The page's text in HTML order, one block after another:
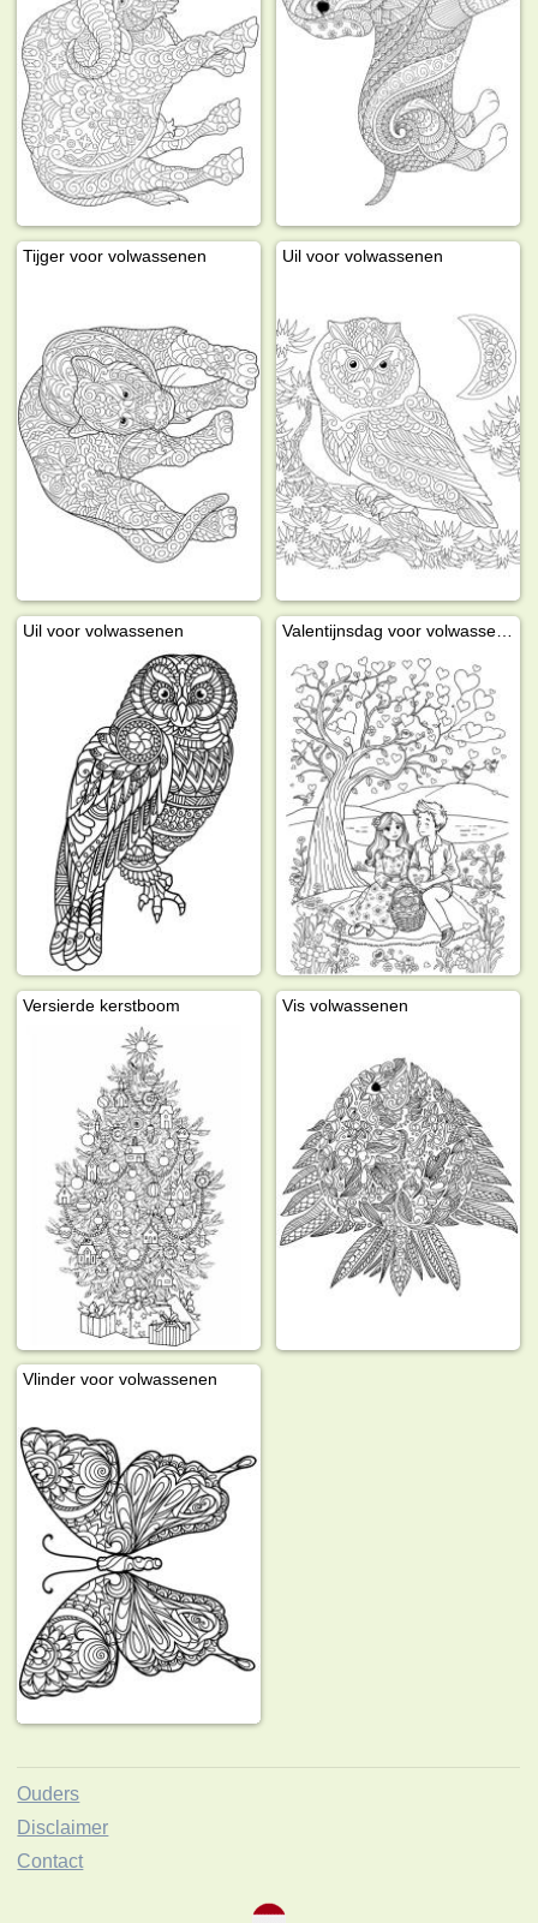
Tijger voor volwassenen Uil voor volwassenen
Uil voor volwassenen
Versierde kerstboom Vis volwassenen
Vlinder voor volwassenen
Ouders
Disclaimer
Contact